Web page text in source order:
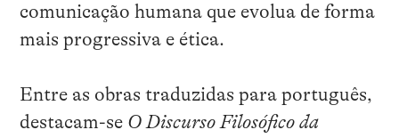
comunicação humana que evolua de forma
mais progressiva e ética.
Entre as obras traduzidas para português,
destacam-se O Discurso Filosófico da